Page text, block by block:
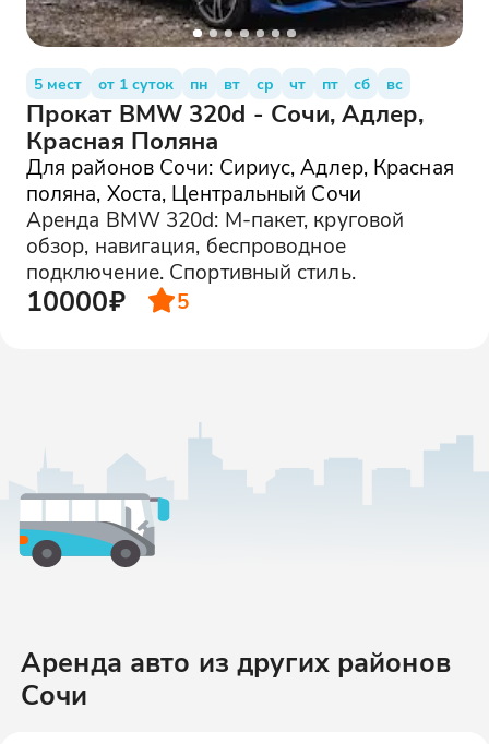
5 мест от 1 суток пн вт ср чт пт сб вс
Прокат BMW 320d - Сочи, Адлер,
Красная Поляна
Для районов Сочи: Сириус, Адлер, Красная
поляна, Хоста, Центральный Сочи
Аренда BMW 320d: М-пакет, круговой
обзор, навигация, беспроводное
подключение. Спортивный стиль.
10000₽ 5
Аренда авто из других районов
Сочи